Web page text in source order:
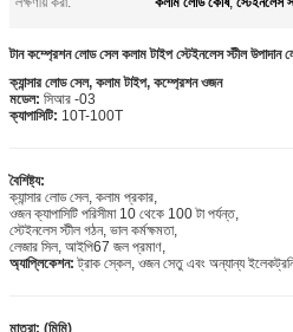
টান কম্প্রেশন লোড সেল কলাম টাইপ স্টেইনলেস স্টীল উপাদান
ক্যান্সার লোড সেল, কলাম টাইপ, কম্প্রেশন ওজন
মডেল: সিআর -03
ক্যাপাসিটি: 10T-100T
বৈশিষ্ট্য:
ক্যান্সার লোড সেল, কলাম প্রকার,
ওজন ক্যাপাসিটি পরিসীমা 10 থেকে 100 টা পর্যন্ত,
স্টেইনলেস স্টীল গঠন, ভাল কর্মক্ষমতা,
লেজার সিল, আইপি67 জল প্রমাণ,
অ্যাপ্লিকেশন: ট্রাক স্কেল, ওজন সেতু এবং অন্যান্য
মাত্রা: (মিমি)